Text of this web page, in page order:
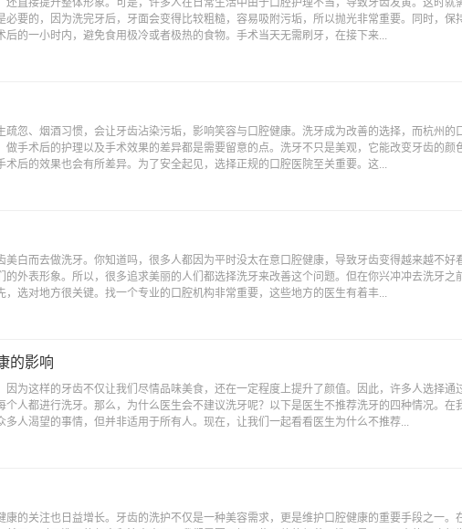
还直接提升整体形象。可是，许多人在日常生活中由于口腔护理不当，导致牙齿发黄。这时就
必要的，因为洗完牙后，牙面会变得比较粗糙，容易吸附污垢，所以抛光非常重要。同时，保
后的一小时内，避免食用极冷或者极热的食物。手术当天无需刷牙，在接下来...
疏忽、烟酒习惯，会让牙齿沾染污垢，影响笑容与口腔健康。洗牙成为改善的选择，而杭州的
做手术后的护理以及手术效果的差异都是需要留意的点。洗牙不只是美观，它能改变牙齿的颜
术后的效果也会有所差异。为了安全起见，选择正规的口腔医院至关重要。这...
白而去做洗牙。你知道吗，很多人都因为平时没太在意口腔健康，导致牙齿变得越来越不好
的外表形象。所以，很多追求美丽的人们都选择洗牙来改善这个问题。但在你兴冲冲去洗牙之
，选对地方很关键。找一个专业的口腔机构非常重要，这些地方的医生有着丰...
的影响
因为这样的牙齿不仅让我们尽情品味美食，还在一定程度上提升了颜值。因此，许多人选择通
个人都进行洗牙。那么，为什么医生会不建议洗牙呢？以下是医生不推荐洗牙的四种情况。在
多人渴望的事情，但并非适用于所有人。现在，让我们一起看看医生为什么不推荐...
康的关注也日益增长。牙齿的洗护不仅是一种美容需求，更是维护口腔健康的重要手段之一。